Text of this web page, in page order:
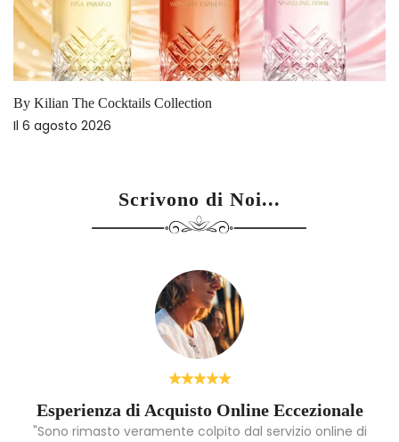
By Kilian The Cocktails Collection
Il 6 agosto 2026
Scrivono di Noi...
Esperienza di Acquisto Online Eccezionale
"Sono rimasto veramente colpito dal servizio online di